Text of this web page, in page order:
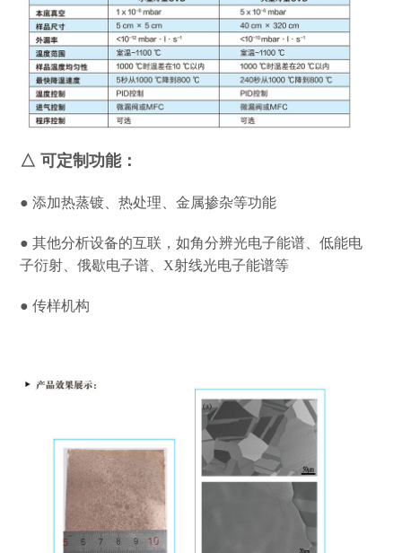
△ 可定制功能：
● 添加热蒸镀、热处理、金属掺杂等功能
● 其他分析设备的互联，如角分辨光电子能谱、低能电
子衍射、俄歇电子谱、X射线光电子能谱等
● 传样机构